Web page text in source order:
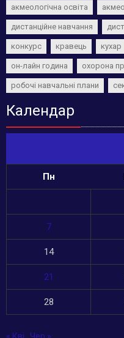
акмеологічна освіта
дистанційне навчання
конкурс кравець кухар
он-лайн година охорона
робочі навчальні плани
Календар
Пн
7
14
21
28